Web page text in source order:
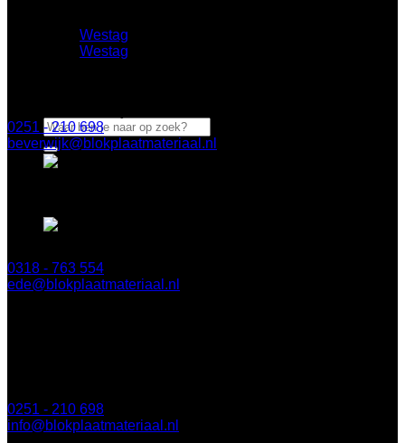
Westag
Westag
Zoeken
naar:
0251 - 210 698
beverwijk@blokplaatmateriaal.nl
Keplerlaan 8
0318 - 763 554
ede@blokplaatmateriaal.nl
0251 - 210 698
info@blokplaatmateriaal.nl